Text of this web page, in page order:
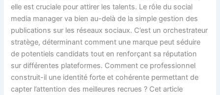
elle est cruciale pour attirer les talents. Le rôle du social
media manager va bien au-delà de la simple gestion des
publications sur les réseaux sociaux. C’est un orchestrateur
stratège, déterminant comment une marque peut séduire
de potentiels candidats tout en renforçant sa réputation
sur différentes plateformes. Comment ce professionnel
construit-il une identité forte et cohérente permettant de
capter l’attention des meilleures recrues ? Cet article